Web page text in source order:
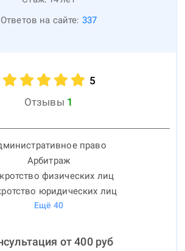
Ответов на сайте: 337
5
Отзывы 1
право
Арбитраж
физических лиц
юридических лиц
Ещё 40
от400руб